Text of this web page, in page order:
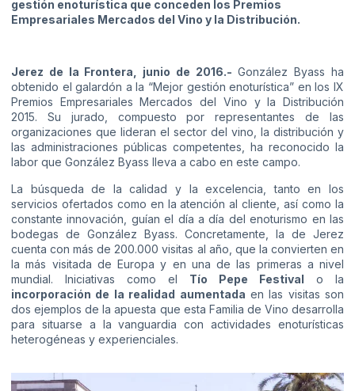
gestión enoturística que conceden los Premios
Empresariales Mercados del Vino y la Distribución.
Jerez de la Frontera, junio de 2016.- González Byass ha
obtenido el galardón a la “Mejor gestión enoturística” en los IX
Premios Empresariales Mercados del Vino y la Distribución
2015. Su jurado, compuesto por representantes de las
organizaciones que lideran el sector del vino, la distribución y
las administraciones públicas competentes, ha reconocido la
labor que González Byass lleva a cabo en este campo.
La búsqueda de la calidad y la excelencia, tanto en los
servicios ofertados como en la atención al cliente, así como la
constante innovación, guían el día a día del enoturismo en las
bodegas de González Byass. Concretamente, la de Jerez
cuenta con más de 200.000 visitas al año, que la convierten en
la más visitada de Europa y en una de las primeras a nivel
mundial. Iniciativas como el Tío Pepe Festival o la
incorporación de la realidad aumentada en las visitas son
dos ejemplos de la apuesta que esta Familia de Vino desarrolla
para situarse a la vanguardia con actividades enoturísticas
heterogéneas y experienciales.